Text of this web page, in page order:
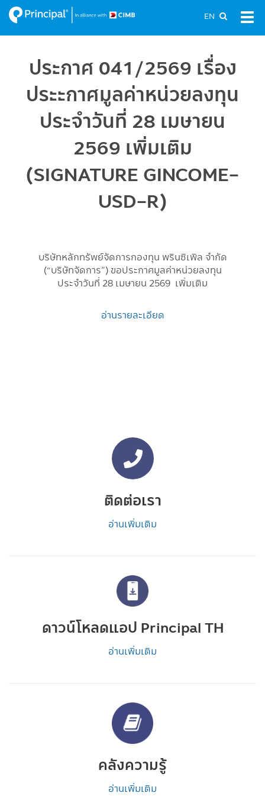
Skip
to
main
EN
ประกาศ 041/2569 เรื่อง
ประะกาศมูลค่าหน่วยลงทุน
ประจำวันที่ 28 เมษายน
2569 เพิ่มเติม
(SIGNATURE GINCOME-
USD-R)
บริษัทหลักทรัพย์จัดการกองทุน พรินซิเพิล จำกัด
(“บริษัทจัดการ”) ขอประกาศมูลค่าหน่วยลงทุน
ประจำวันที่ 28 เมษายน 2569 เพิ่มเติม
อ่านรายละเอียด
ติดต่อเรา
อ่านเพิ่มเติม
ดาวน์โหลดแอป Principal TH
อ่านเพิ่มเติม
คลังความรู้
อ่านเพิ่มเติม